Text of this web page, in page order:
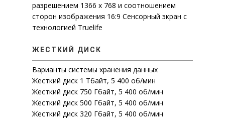
разрешением 1366 x 768 и соотношением
сторон изображения 16:9 Сенсорный экран с
технологией Truelife
ЖЕСТКИЙ ДИСК
Варианты системы хранения данных
Жесткий диск 1 Тбайт, 5 400 об/мин
Жесткий диск 750 Гбайт, 5 400 об/мин
Жесткий диск 500 Гбайт, 5 400 об/мин
Жесткий диск 320 Гбайт, 5 400 об/мин